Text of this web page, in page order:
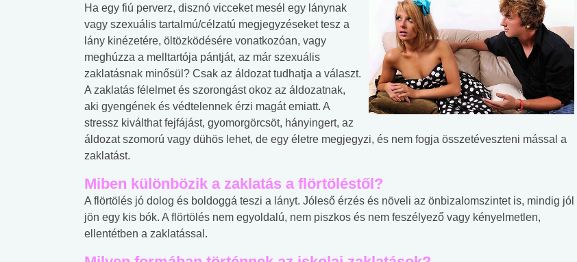
Ha egy fiú perverz, disznó vicceket mesél egy lánynak
vagy szexuális tartalmú/célzatú megjegyzéseket tesz a
lány kinézetére, öltözködésére vonatkozóan, vagy
meghúzza a melltartója pántját, az már szexuális
zaklatásnak minősül? Csak az áldozat tudhatja a választ.
A zaklatás félelmet és szorongást okoz az áldozatnak,
aki gyengének és védtelennek érzi magát emiatt. A
stressz kiválthat fejfájást, gyomorgörcsöt, hányingert, az
áldozat szomorú vagy dühös lehet, de egy életre megjegyzi, és nem fogja összetéveszteni mással a
zaklatást.
Miben különbözik a zaklatás a flörtöléstől?
A flörtölés jó dolog és boldoggá teszi a lányt. Jóleső érzés és növeli az önbizalomszintet is, mindig jól
jön egy kis bók. A flörtölés nem egyoldalú, nem piszkos és nem feszélyező vagy kényelmetlen,
ellentétben a zaklatással.